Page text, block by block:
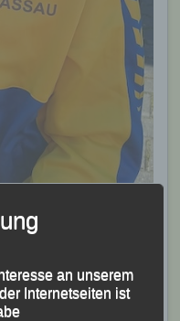
wo bei den
Region
an unserem
Internetseiten ist